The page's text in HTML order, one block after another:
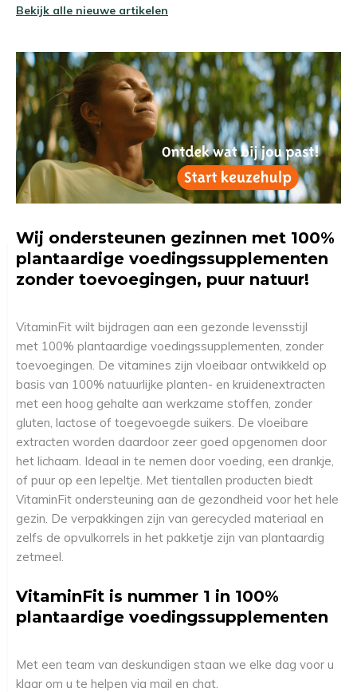
Bekijk alle nieuwe artikelen
Wij ondersteunen gezinnen met 100%
plantaardige voedingssupplementen
zonder toevoegingen, puur natuur!
VitaminFit wilt bijdragen aan een gezonde levensstijl
met 100% plantaardige voedingssupplementen, zonder
toevoegingen. De vitamines zijn vloeibaar ontwikkeld op
basis van 100% natuurlijke planten- en kruidenextracten
met een hoog gehalte aan werkzame stoffen, zonder
gluten, lactose of toegevoegde suikers. De vloeibare
extracten worden daardoor zeer goed opgenomen door
het lichaam. Ideaal in te nemen door voeding, een drankje,
of puur op een lepeltje. Met tientallen producten biedt
VitaminFit ondersteuning aan de gezondheid voor het hele
gezin. De verpakkingen zijn van gerecycled materiaal en
zelfs de opvulkorrels in het pakketje zijn van plantaardig
zetmeel.
VitaminFit is nummer 1 in 100%
plantaardige voedingssupplementen
Met een team van deskundigen staan we elke dag voor u
klaar om u te helpen via mail en chat.